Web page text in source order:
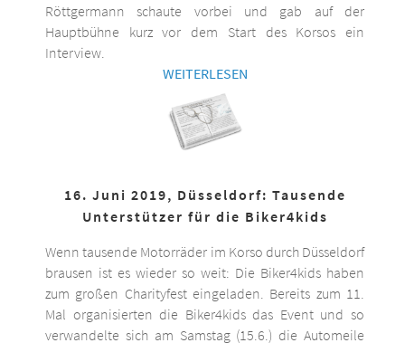
Röttgermann schaute vorbei und gab auf der
Hauptbühne kurz vor dem Start des Korsos ein
Interview.
WEITERLESEN
16. Juni 2019, Düsseldorf: Tausende
Unterstützer für die Biker4kids
Wenn tausende Motorräder im Korso durch Düsseldorf
brausen ist es wieder so weit: Die Biker4kids haben
zum großen Charityfest eingeladen. Bereits zum 11.
Mal organisierten die Biker4kids das Event und so
verwandelte sich am Samstag (15.6.) die Automeile